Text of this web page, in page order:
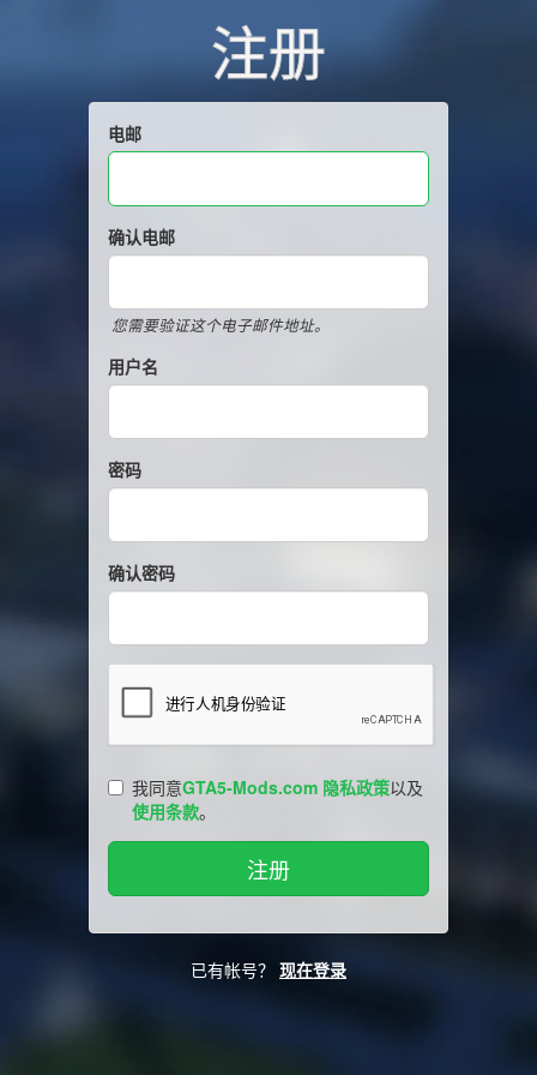
注册
电邮
确认电邮
您需要验证这个电子邮件地址。
用户名
密码
确认密码
我同意GTA5-Mods.com 隐私政策以及
使用条款。
已有帐号？ 现在登录